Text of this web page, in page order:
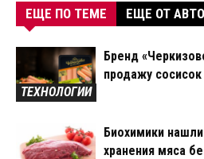
ЕЩЕ ПО ТЕМЕ ЕЩЕ ОТ
ТЕХНОЛОГИИ
Бренд
продажу
Биохимики
хранения мяса